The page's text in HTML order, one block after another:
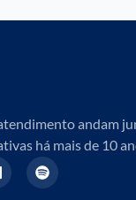
andam
há mais de 10